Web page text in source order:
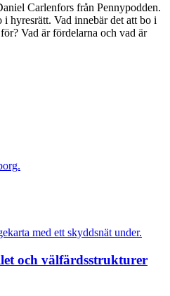
Carlenfors från Pennypodden.
hyresrätt. Vad innebär det att bo i
Vad är fördelarna och vad är
och välfärdsstrukturer